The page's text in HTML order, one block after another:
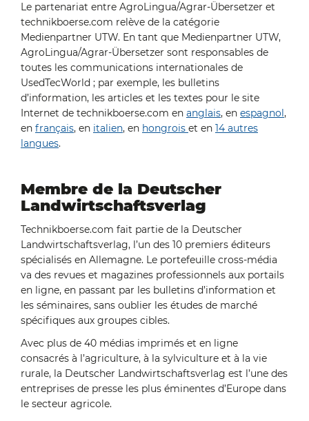
Le partenariat entre AgroLingua/Agrar-Übersetzer et
technikboerse.com relève de la catégorie
Medienpartner UTW. En tant que Medienpartner UTW,
AgroLingua/Agrar-Übersetzer sont responsables de
toutes les communications internationales de
UsedTecWorld ; par exemple, les bulletins
d’information, les articles et les textes pour le site
Internet de technikboerse.com en anglais, en espagnol,
en français, en italien, en hongrois et en 14 autres
langues.
Membre de la Deutscher
Landwirtschaftsverlag
Technikboerse.com fait partie de la Deutscher
Landwirtschaftsverlag, l’un des 10 premiers éditeurs
spécialisés en Allemagne. Le portefeuille cross-média
va des revues et magazines professionnels aux portails
en ligne, en passant par les bulletins d’information et
les séminaires, sans oublier les études de marché
spécifiques aux groupes cibles.
Avec plus de 40 médias imprimés et en ligne
consacrés à l’agriculture, à la sylviculture et à la vie
rurale, la Deutscher Landwirtschaftsverlag est l’une des
entreprises de presse les plus éminentes d’Europe dans
le secteur agricole.